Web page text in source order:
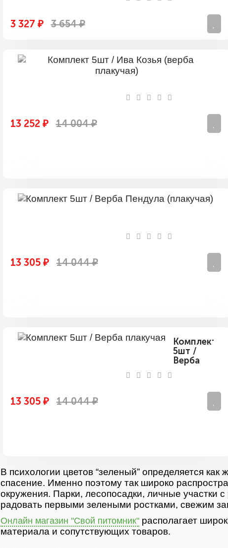
3 327 ₽ 3 654 ₽
13 252 ₽ 14 004 ₽
13 305 ₽ 14 044 ₽
Комплект
5шт /
Верба
13 305 ₽ 14 044 ₽
В психологии цветов “зеленый” определяется
спасение. Именно поэтому так широко
окружения. Парки, лесопосадки, личные участки
радовать первыми зелеными ростками, свежим
Онлайн магазин "Свой питомник"располагает
материала и сопутствующих товаров.